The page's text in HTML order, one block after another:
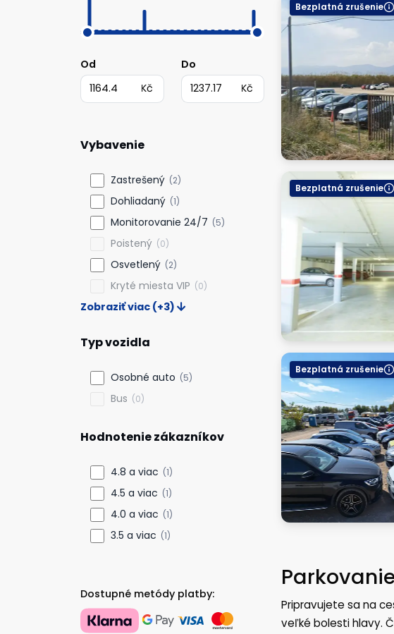
Od
Kč
Do
Kč
Vybavenie
Zastrešený (2)
Dohliadaný (1)
Monitorovanie 24/7 (5)
Poistený (0)
Osvetlený (2)
Kryté miesta VIP (0)
Zobraziť viac (+3)
Typ vozidla
Osobné auto (5)
Bus (0)
Hodnotenie zákazníkov
4.8 a viac (1)
4.5 a viac (1)
4.0 a viac (1)
3.5 a viac (1)
Dostupné metódy platby:
Bezplatná zrušenie
Bezplatná zrušenie
Bezplatná zrušenie
Pripravujete sa na
veľké bolesti hlavy.